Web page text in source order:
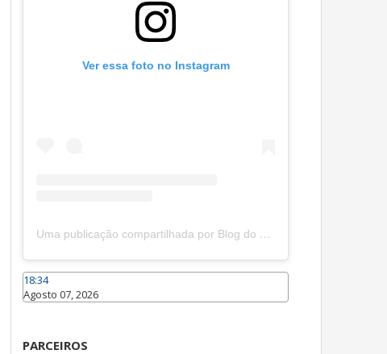
Ver essa foto no Instagram
Uma publicação compartilhada por Blog do João Marcolino (@joaomarcolinoneto)
18:34
Agosto 07, 2026
PARCEIROS